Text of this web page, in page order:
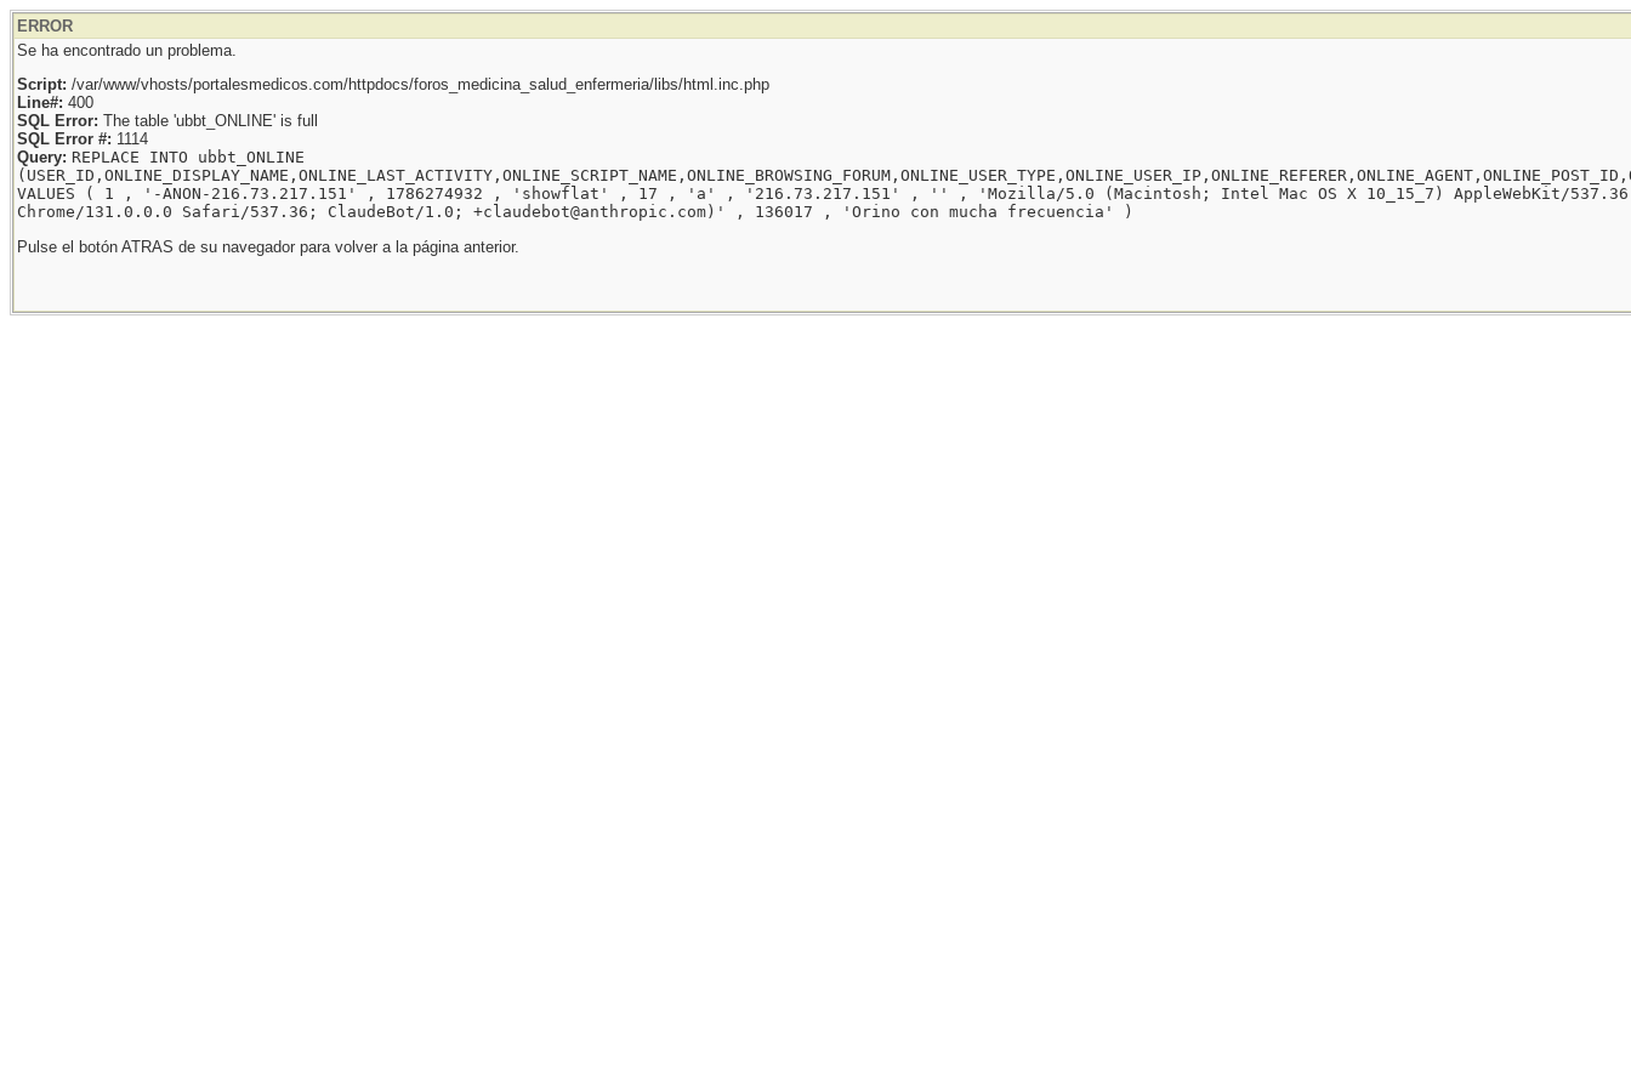
ERROR
Se ha encontrado un problema.
Script: /var/www/vhosts/portalesmedicos.com/httpdocs/foros_medicina_salud_enfermeria/libs/html.inc.php
Line#: 400
SQL Error: The table 'ubbt_ONLINE' is full
SQL Error #: 1114
Query: REPLACE INTO ubbt_ONLINE
VALUES ( 1 , '-ANON-216.73.217.151' , 1786274932 , 'showflat' , 17 , 'a' , '216.73.217.151' , '' , 'Mozilla/5.0 (Macintosh; Intel Mac OS X 10_15_7) AppleWebKit/537.36
Chrome/131.0.0.0 Safari/537.36; ClaudeBot/1.0; +claudebot@anthropic.com)' , 136017 , 'Orino con mucha frecuencia' )
Pulse el botón ATRAS de su navegador para volver a la página anterior.